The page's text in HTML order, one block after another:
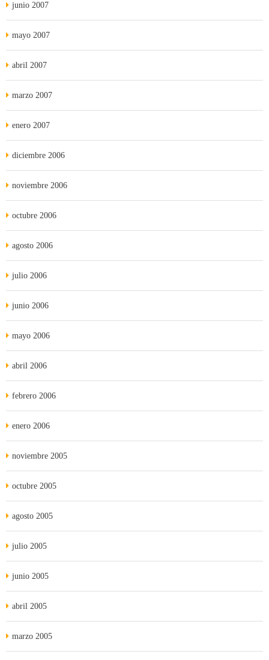
junio 2007
mayo 2007
abril 2007
marzo 2007
enero 2007
diciembre 2006
noviembre 2006
octubre 2006
agosto 2006
julio 2006
junio 2006
mayo 2006
abril 2006
febrero 2006
enero 2006
noviembre 2005
octubre 2005
agosto 2005
julio 2005
junio 2005
abril 2005
marzo 2005